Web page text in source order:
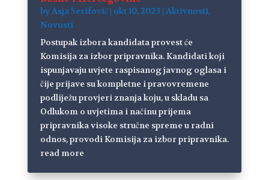
byAsja Šerifović| okt 10, 2023 | Aktivnosti,
Novosti
Postupak izbora kandidata provest će
Komisija za izbor pripravnika. Kandidati koji
ispunjavaju uvjete raspisanog javnog oglasa i
čije prijave su kompletne i pravovremene
podliježu provjeri znanja koju, u skladu sa
Odlukom o uvjetima i načinu prijema
pripravnika visoke stručne spreme u radni
odnos, provodi Komisija za izbor pripravnika.
read more